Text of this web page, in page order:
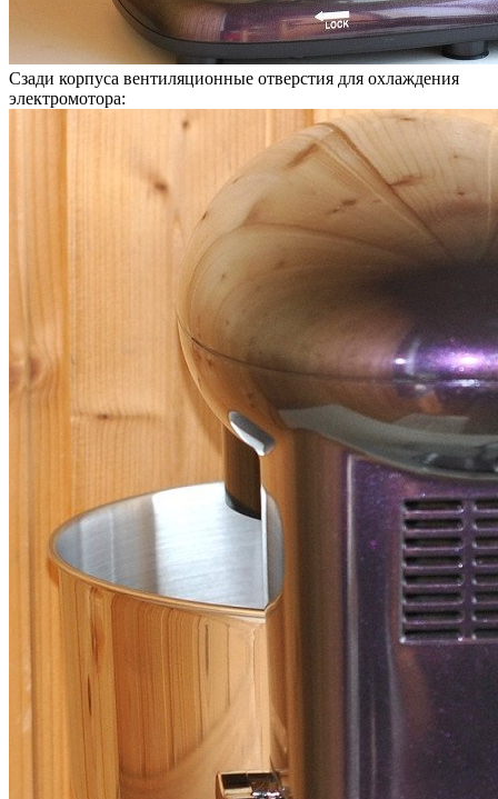
Сзади корпуса вентиляционные отверстия для охлаждения
электромотора: